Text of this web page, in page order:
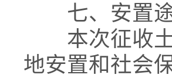
七、安置
本次征收土
地安置和社会